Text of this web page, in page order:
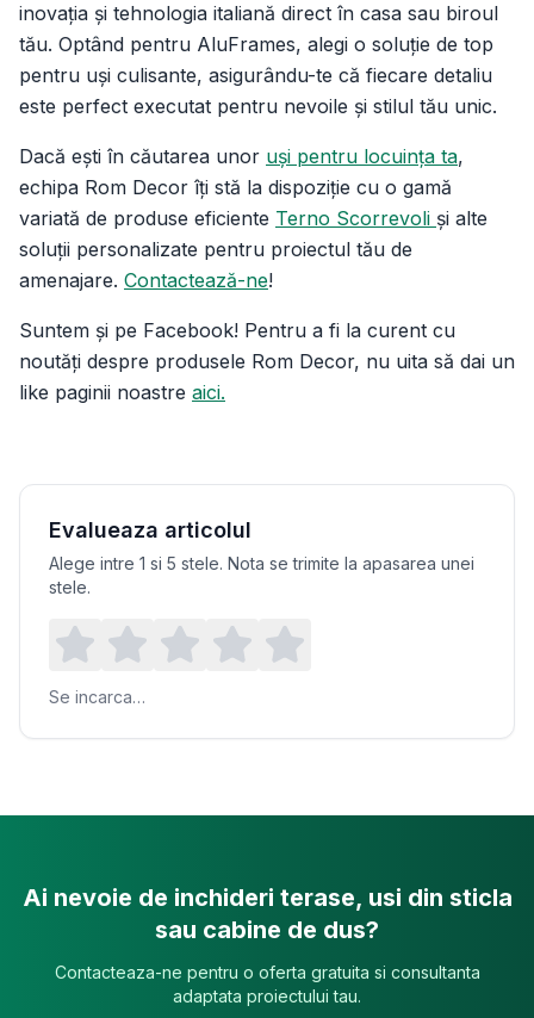
inovația și tehnologia italiană direct în casa sau biroul
tău. Optând pentru AluFrames, alegi o soluție de top
pentru uși culisante, asigurându-te că fiecare detaliu
este perfect executat pentru nevoile și stilul tău unic.
Dacă ești în căutarea unor uși pentru locuința ta,
echipa Rom Decor îți stă la dispoziție cu o gamă
variată de produse eficiente Terno Scorrevoli și alte
soluții personalizate pentru proiectul tău de
amenajare. Contactează-ne!
Suntem și pe Facebook! Pentru a fi la curent cu
noutăți despre produsele Rom Decor, nu uita să dai un
like paginii noastre aici.
Evalueaza articolul
Alege intre 1 si 5 stele. Nota se trimite la apasarea unei
stele.
Se incarca…
Ai nevoie de inchideri terase, usi din sticla
sau cabine de dus?
Contacteaza-ne pentru o oferta gratuita si consultanta
adaptata proiectului tau.